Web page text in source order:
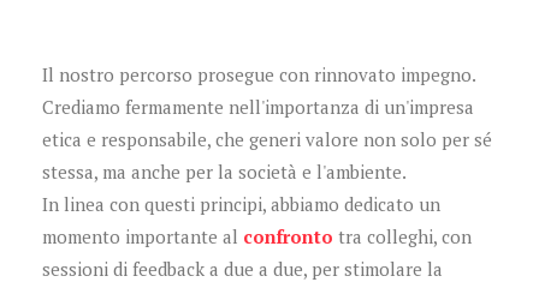
Il nostro percorso prosegue con rinnovato impegno.
Crediamo fermamente nell'importanza di un'impresa
etica e responsabile, che generi valore non solo per sé
stessa, ma anche per la società e l'ambiente.
In linea con questi principi, abbiamo dedicato un
momento importante al confronto tra colleghi, con
sessioni di feedback a due a due, per stimolare la